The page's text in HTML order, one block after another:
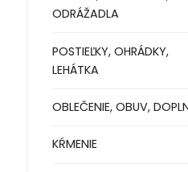
ODRÁŽADLA
POSTIEĽKY, OHRÁDKY,
LEHÁTKA
OBLEČENIE, OBUV,
KŔMENIE